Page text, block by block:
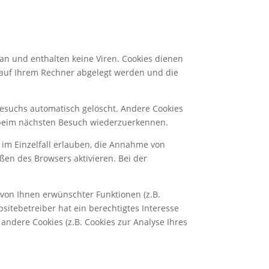
und enthalten keine Viren. Cookies dienen
Ihrem Rechner abgelegt werden und die
automatisch gelöscht. Andere Cookies
nächsten Besuch wiederzuerkennen.
Einzelfall erlauben, die Annahme von
des Browsers aktivieren. Bei der
Ihnen erwünschter Funktionen (z.B.
hat ein berechtigtes Interesse
Cookies (z.B. Cookies zur Analyse Ihres